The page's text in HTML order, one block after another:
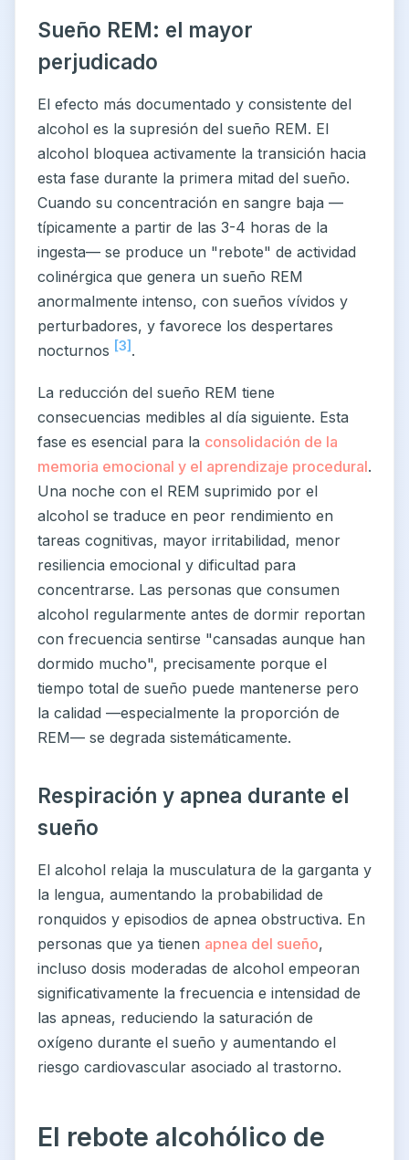
Sueño REM: el mayor
perjudicado
El efecto más documentado y consistente del
alcohol es la supresión del sueño REM. El
alcohol bloquea activamente la transición hacia
esta fase durante la primera mitad del sueño.
Cuando su concentración en sangre baja —
típicamente a partir de las 3-4 horas de la
ingesta— se produce un "rebote" de actividad
colinérgica que genera un sueño REM
anormalmente intenso, con sueños vívidos y
perturbadores, y favorece los despertares
nocturnos [3] .
La reducción del sueño REM tiene
consecuencias medibles al día siguiente. Esta
fase es esencial para la consolidación de la
memoria emocional y el aprendizaje procedural.
Una noche con el REM suprimido por el
alcohol se traduce en peor rendimiento en
tareas cognitivas, mayor irritabilidad, menor
resiliencia emocional y dificultad para
concentrarse. Las personas que consumen
alcohol regularmente antes de dormir reportan
con frecuencia sentirse "cansadas aunque han
dormido mucho", precisamente porque el
tiempo total de sueño puede mantenerse pero
la calidad —especialmente la proporción de
REM— se degrada sistemáticamente.
Respiración y apnea durante el
sueño
El alcohol relaja la musculatura de la garganta y
la lengua, aumentando la probabilidad de
ronquidos y episodios de apnea obstructiva. En
personas que ya tienen apnea del sueño,
incluso dosis moderadas de alcohol empeoran
significativamente la frecuencia e intensidad de
las apneas, reduciendo la saturación de
oxígeno durante el sueño y aumentando el
riesgo cardiovascular asociado al trastorno.
El rebote alcohólico de